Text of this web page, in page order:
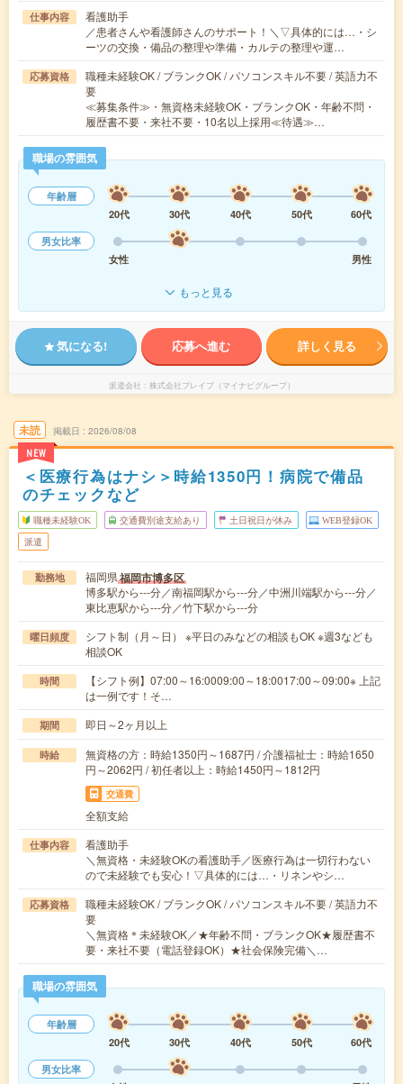
仕事内容
看護助手
／患者さんや看護師さんのサポート！＼▽具体的には…・シ
ーツの交換・備品の整理や準備・カルテの整理や運…
応募資格
職種未経験OK / ブランクOK / パソコンスキル不要 / 英語力不
要
≪募集条件≫・無資格未経験OK・ブランクOK・年齢不問・
履歴書不要・来社不要・10名以上採用≪待遇≫…
職場の雰囲気
年齢層
20代
30代 40代 50代
60代
男女比率
女性
男性
もっと見る
気になる! 応募へ進む 詳しく見る
派遣会社 株式会社ブレイブ（マイナビグループ）
未読
NEW
掲載日 2026/08/08
＜医療行為はナシ＞時給1350円！病院で備品
のチェックなど
職種未経験OK 交通費別途支給あり 土日祝日が休み WEB登録OK
派遣
勤務地 福岡県福岡市博多区
博多駅から---分／南福岡駅から---分／中洲川端駅から---分／
東比恵駅から---分／竹下駅から---分
曜日頻度
シフト制（月～日） ※平日のみなどの相談もOK ※週3なども
相談OK
時間
【シフト例】07:00～16:0009:00～18:0017:00～09:00※ 上記
は一例です！そ…
期間 即日～2ヶ月以上
時給
無資格の方：時給1350円～1687円 / 介護福祉士：時給1650
円～2062円 / 初任者以上：時給1450円～1812円
交通費
全額支給
仕事内容
看護助手
＼無資格・未経験OKの看護助手／医療行為は一切行わない
ので未経験でも安心！▽具体的には…・リネンやシ…
応募資格
職種未経験OK / ブランクOK / パソコンスキル不要 / 英語力不
要
＼無資格＊未経験OK／★年齢不問・ブランクOK★履歴書不
要・来社不要（電話登録OK）★社会保険完備＼…
職場の雰囲気
年齢層
20代
30代 40代 50代
60代
男女比率